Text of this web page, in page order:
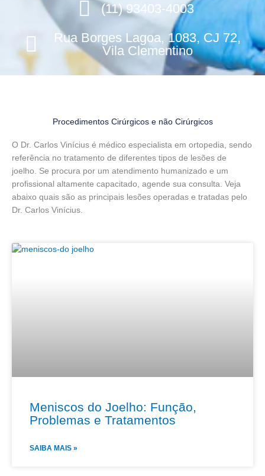
(11) 93403-4003
Rua Borges Lagoa, 1083, CJ 72,
Vila Clementino
Procedimentos Cirúrgicos e não Cirúrgicos
O Dr. Carlos Vinícius é médico especialista em ortopedia, sendo
referência no tratamento de diferentes tipos de lesões de
joelho. Se procura por um atendimento humanizado e um
profissional altamente capacitado, agende sua consulta. Veja
abaixo quais são as principais lesões operadas e tratadas pelo
Dr. Carlos Vinícius.
Meniscos do Joelho: Função,
Problemas e Tratamentos
SAIBA MAIS »